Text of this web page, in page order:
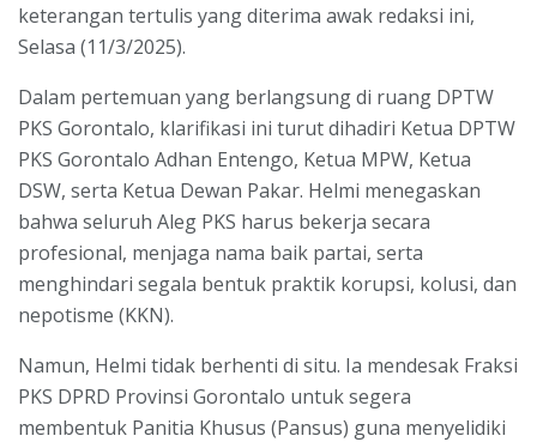
keterangan tertulis yang diterima awak redaksi ini,
Selasa (11/3/2025).
Dalam pertemuan yang berlangsung di ruang DPTW
PKS Gorontalo, klarifikasi ini turut dihadiri Ketua DPTW
PKS Gorontalo Adhan Entengo, Ketua MPW, Ketua
DSW, serta Ketua Dewan Pakar. Helmi menegaskan
bahwa seluruh Aleg PKS harus bekerja secara
profesional, menjaga nama baik partai, serta
menghindari segala bentuk praktik korupsi, kolusi, dan
nepotisme (KKN).
Namun, Helmi tidak berhenti di situ. Ia mendesak Fraksi
PKS DPRD Provinsi Gorontalo untuk segera
membentuk Panitia Khusus (Pansus) guna menyelidiki